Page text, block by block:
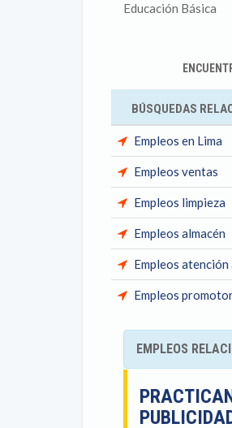
Educación Básica
BÚSQUEDAS
Empleos en Lima
Empleos ventas
Empleos limpieza
Empleos almacén
Empleos
Empleos
EMPLEOS